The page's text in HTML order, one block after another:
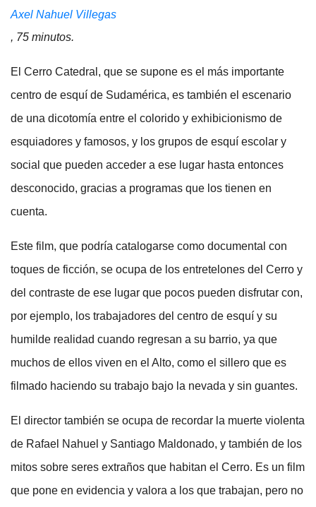
Axel Nahuel Villegas
, 75 minutos.
El Cerro Catedral, que se supone es el más importante
centro de esquí de Sudamérica, es también el escenario
de una dicotomía entre el colorido y exhibicionismo de
esquiadores y famosos, y los grupos de esquí escolar y
social que pueden acceder a ese lugar hasta entonces
desconocido, gracias a programas que los tienen en
cuenta.
Este film, que podría catalogarse como documental con
toques de ficción, se ocupa de los entretelones del Cerro y
del contraste de ese lugar que pocos pueden disfrutar con,
por ejemplo, los trabajadores del centro de esquí y su
humilde realidad cuando regresan a su barrio, ya que
muchos de ellos viven en el Alto, como el sillero que es
filmado haciendo su trabajo bajo la nevada y sin guantes.
El director también se ocupa de recordar la muerte violenta
de Rafael Nahuel y Santiago Maldonado, y también de los
mitos sobre seres extraños que habitan el Cerro. Es un film
que pone en evidencia y valora a los que trabajan, pero no